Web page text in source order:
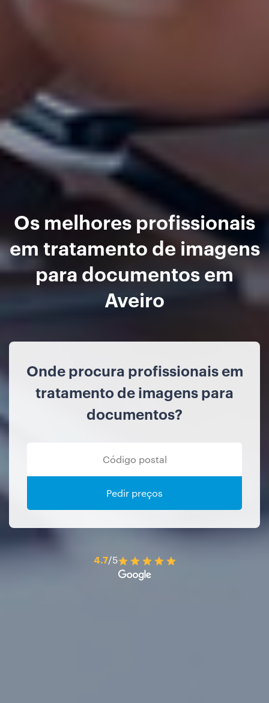
Os melhores profissionais
em tratamento de imagens
para documentos em
Aveiro
Onde procura profissionais em
tratamento de imagens para
documentos?
Pedir preços
4.7/5